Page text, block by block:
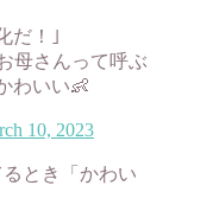
だ！｣
母さんって呼ぶ
わいい👶
10, 2023
とき「かわい